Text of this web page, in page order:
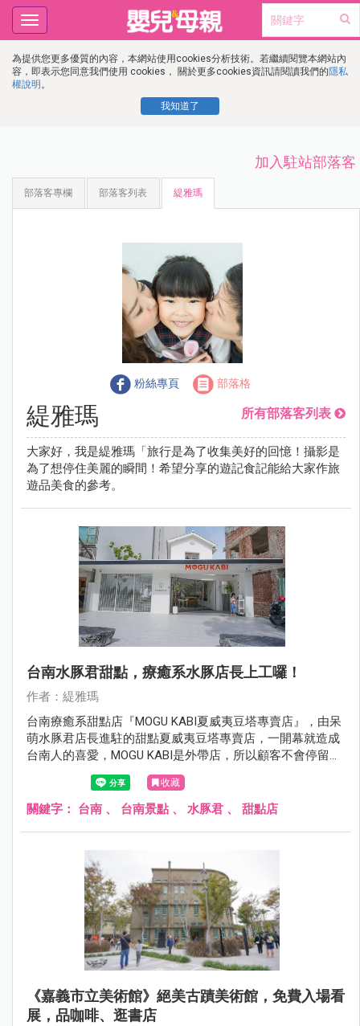
為提供您更多優質的內容，本網站使用cookies分析技術。若繼續閱覽本網站內
容，即表示您同意我們使用 cookies， 關於更多cookies資訊請閱讀我們的隱私
權說明 。
我知道了
Toggle
navigation
加入駐站部落客
部落客專欄 部落客列表 緹雅瑪
粉絲專頁 部落格
緹雅瑪 所有部落客列表
大家好，我是緹雅瑪「旅行是為了收集美好的回憶！攝影是
為了想停住美麗的瞬間！希望分享的遊記食記能給大家作旅
遊品美食的參考。
台南水豚君甜點，療癒系水豚店長上工囉！
作者：緹雅瑪
台南療癒系甜點店『MOGU KABI夏威夷豆塔專賣店』，由呆
萌水豚君店長進駐的甜點夏威夷豆塔專賣店，一開幕就造成
台南人的喜愛，MOGU KABI是外帶店，所以顧客不會停留太
久，平日來更可盡情的與水豚店長合影，若顧客不多…差不
多可停留個10~15分鐘都沒問題。
收藏
關鍵字： 台南 、 台南景點 、 水豚君 、 甜點店
《嘉義市立美術館》絕美古蹟美術館，免費入場看
展，品咖啡、逛書店